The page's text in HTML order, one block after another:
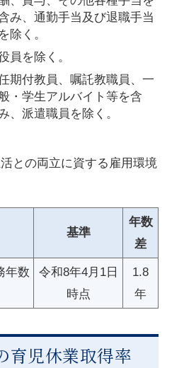
み、通勤手当及び退職手当
を除く。
員を除く。
期付教員、嘱託教職員、一
・学生アルバイト等を含
、派遣職員を除く。
との両立に資する雇用環境
基準
年数
差
年数
令和8年4月1日
時点
1.8
年
育児休業取得率